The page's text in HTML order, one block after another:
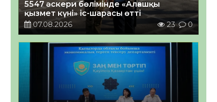
5547 әскери бөлімінде «Алғашқы
қызмет күні» іс-шарасы өтті
07.08.2026
23 0